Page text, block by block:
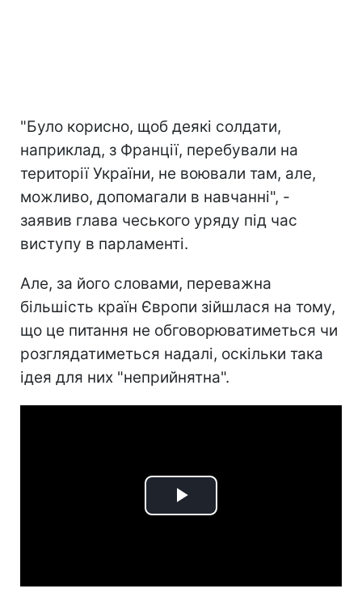
"Було корисно, щоб деякі солдати,
наприклад, з Франції, перебували на
території України, не воювали там, але,
можливо, допомагали в навчанні", -
заявив глава чеського уряду під час
виступу в парламенті.
Але, за його словами, переважна
більшість країн Європи зійшлася на тому,
що це питання не обговорюватиметься чи
розглядатиметься надалі, оскільки така
ідея для них "неприйнятна".
Play